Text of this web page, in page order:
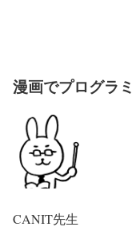
漫画でプログラ
CANIT先生